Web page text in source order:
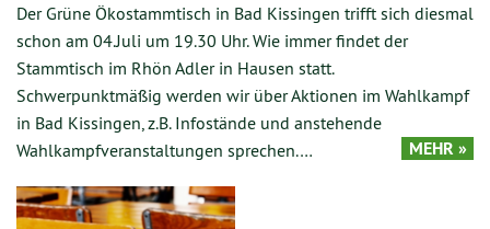
Der Grüne Ökostammtisch in Bad Kissingen trifft sich diesmal
schon am 04.Juli um 19.30 Uhr. Wie immer findet der
Stammtisch im Rhön Adler in Hausen statt.
Schwerpunktmäßig werden wir über Aktionen im Wahlkampf
in Bad Kissingen, z.B. Infostände und anstehende
Wahlkampfveranstaltungen sprechen.…
MEHR »